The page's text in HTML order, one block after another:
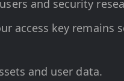
and security
access key remains
and user data.